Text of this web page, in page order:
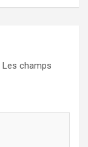
Les champs